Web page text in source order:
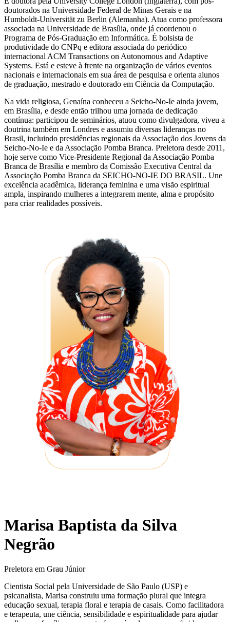
doutorados na Universidade Federal de Minas Gerais e na
Humboldt-Universität zu Berlin (Alemanha). Atua como professora
associada na Universidade de Brasília, onde já coordenou o
Programa de Pós-Graduação em Informática. É bolsista de
produtividade do CNPq e editora associada do periódico
internacional ACM Transactions on Autonomous and Adaptive
Systems. Está e esteve à frente na organização de vários eventos
nacionais e internacionais em sua área de pesquisa e orienta alunos
de graduação, mestrado e doutorado em Ciência da Computação.
Na vida religiosa, Genaína conheceu a Seicho-No-Ie ainda jovem,
em Brasília, e desde então trilhou uma jornada de dedicação
contínua: participou de seminários, atuou como divulgadora, viveu a
doutrina também em Londres e assumiu diversas lideranças no
Brasil, incluindo presidências regionais da Associação dos Jovens da
Seicho-No-Ie e da Associação Pomba Branca. Preletora desde 2011,
hoje serve como Vice-Presidente Regional da Associação Pomba
Branca de Brasília e membro da Comissão Executiva Central da
Associação Pomba Branca da SEICHO-NO-IE DO BRASIL. Une
excelência acadêmica, liderança feminina e uma visão espiritual
ampla, inspirando mulheres a integrarem mente, alma e propósito
para criar realidades possíveis.
Marisa Baptista da Silva
Negrão
Preletora em Grau Júnior
Cientista Social pela Universidade de São Paulo (USP) e
psicanalista, Marisa construiu uma formação plural que integra
educação sexual, terapia floral e terapia de casais. Como facilitadora
e terapeuta, une ciência, sensibilidade e espiritualidade para ajudar